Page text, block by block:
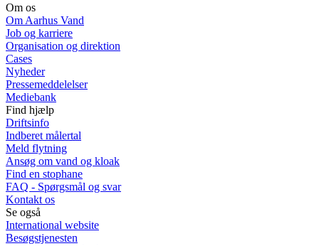
Om os
Om Aarhus Vand
Job og karriere
Organisation og direktion
Cases
Nyheder
Pressemeddelelser
Mediebank
Find hjælp
Driftsinfo
Indberet målertal
Meld flytning
Ansøg om vand og kloak
Find en stophane
FAQ - Spørgsmål og svar
Kontakt os
Se også
International website
Besøgstjenesten